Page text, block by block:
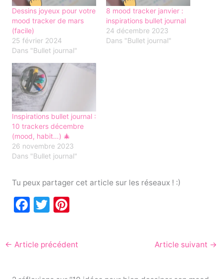
Dessins joyeux pour votre
mood tracker de mars
(facile)
25 février 2024
Dans "Bullet journal"
8 mood tracker janvier :
inspirations bullet journal
24 décembre 2023
Dans "Bullet journal"
Inspirations bullet journal :
10 trackers décembre
(mood, habit…) 🎄
26 novembre 2023
Dans "Bullet journal"
Tu peux partager cet article sur les réseaux ! :)
F
c
e
T
itt
er
Pi
e
← Article précédent Article suivant →